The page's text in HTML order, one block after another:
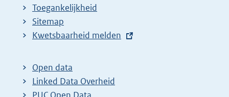
Toegankelijkheid
Sitemap
E
t
e
r
Kwetsbaarheid melden
Open data
Linked Data Overheid